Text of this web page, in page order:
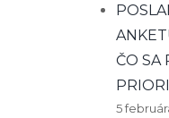
ČO SA
5